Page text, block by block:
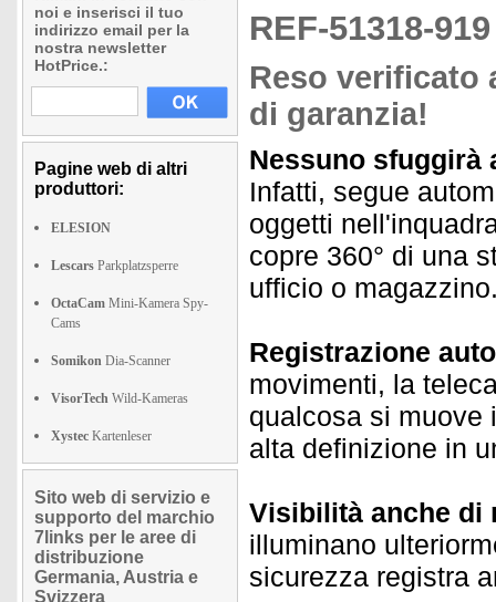
noi e inserisci il tuo
indirizzo email per la
nostra newsletter
HotPrice.:
Pagine web di altri
produttori:
ELESION
Lescars Parkplatzsperre
OctaCam Mini-Kamera Spy-
Cams
Somikon Dia-Scanner
VisorTech Wild-Kameras
Xystec Kartenleser
Sito web di servizio e
supporto del marchio
7links per le aree di
distribuzione
Germania, Austria e
Svizzera
REF-51318-
Reso verificato
di garanzia!
Nessuno sfuggirà
Infatti, segue
oggetti
copre 360° di una
ufficio o
Registrazione
movimenti, la
qualcosa si muove
alta definizione in
Visibilità anche di
illuminano
sicurezza registra